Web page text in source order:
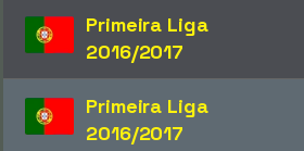
Primeira Liga
2016/2017
Primeira Liga
2016/2017